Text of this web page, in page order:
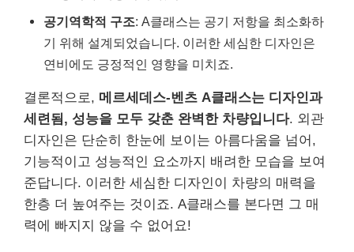
공기역학적 구조: A클래스는 공기 저항을 최소화하
기 위해 설계되었습니다. 이러한 세심한 디자인은
연비에도 긍정적인 영향을 미치죠.
결론적으로, 메르세데스-벤츠 A클래스는 디자인과
세련됨, 성능을 모두 갖춘 완벽한 차량입니다. 외관
디자인은 단순히 한눈에 보이는 아름다움을 넘어,
기능적이고 성능적인 요소까지 배려한 모습을 보여
준답니다. 이러한 세심한 디자인이 차량의 매력을
한층 더 높여주는 것이죠. A클래스를 본다면 그 매
력에 빠지지 않을 수 없어요!